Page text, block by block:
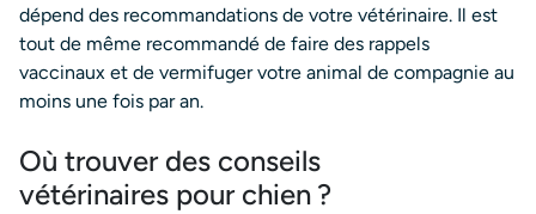
dépend des recommandations de votre vétérinaire. Il est
tout de même recommandé de faire des rappels
vaccinaux et de vermifuger votre animal de compagnie au
moins une fois par an.
Où trouver des conseils
vétérinaires pour chien ?